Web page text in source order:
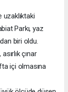
Parkı, yaz
biri oldu.
çınar
içi olmasına